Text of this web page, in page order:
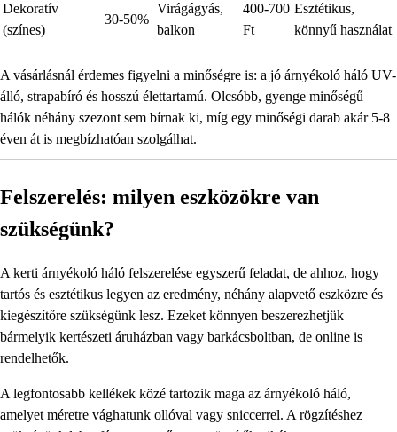
Dekoratív
(színes)
30-50%
Virágágyás,
balkon
400-700
Ft
Esztétikus,
könnyű használat
A vásárlásnál érdemes figyelni a minőségre is: a jó árnyékoló háló UV-
álló, strapabíró és hosszú élettartamú. Olcsóbb, gyenge minőségű
hálók néhány szezont sem bírnak ki, míg egy minőségi darab akár 5-8
éven át is megbízhatóan szolgálhat.
Felszerelés: milyen eszközökre van
szükségünk?
A kerti árnyékoló háló felszerelése egyszerű feladat, de ahhoz, hogy
tartós és esztétikus legyen az eredmény, néhány alapvető eszközre és
kiegészítőre szükségünk lesz. Ezeket könnyen beszerezhetjük
bármelyik kertészeti áruházban vagy barkácsboltban, de online is
rendelhetők.
A legfontosabb kellékek közé tartozik maga az árnyékoló háló,
amelyet méretre vághatunk ollóval vagy sniccerrel. A rögzítéshez